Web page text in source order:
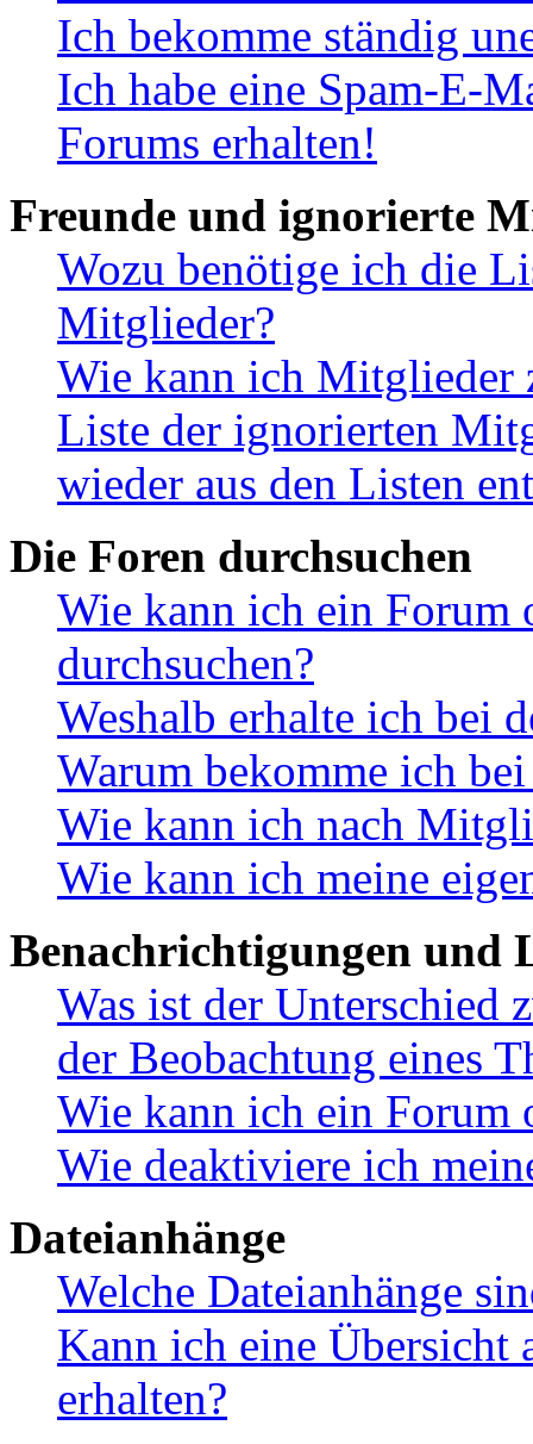
Ich bekomme ständig
Ich habe eine Spam-E-
Forums erhalten!
Freunde und ignorierte
Wozu benötige ich die
Mitglieder?
Wie kann ich Mitglieder
Liste der ignorierten
wieder aus den Listen
Die Foren durchsuchen
Wie kann ich ein Forum
durchsuchen?
Weshalb erhalte ich bei
Warum bekomme ich
Wie kann ich nach
Wie kann ich meine
Benachrichtigungen und
Was ist der Unterschied
der Beobachtung eines
Wie kann ich ein Forum
Wie deaktiviere ich
Dateianhänge
Welche Dateianhänge
Kann ich eine Übersicht
erhalten?